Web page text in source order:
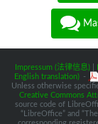
Impressum (法律信息)|
English translation) -
Unless otherwise
Creative Commons
source code of
“LibreOffice” and